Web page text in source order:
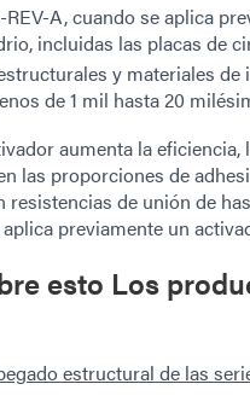
A, cuando se aplica
incluidas las placas de
y materiales
de 1 mil hasta 20
aumenta la
las proporciones de
resistencias de unión de
previamente un
esto Los
estructural de las